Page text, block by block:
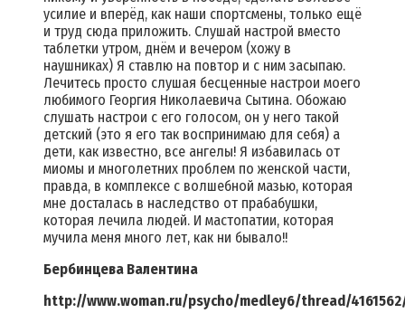
усилие и вперёд, как наши спортсмены, только ещё
и труд сюда приложить. Слушай настрой вместо
таблетки утром, днём и вечером (хожу в
наушниках) Я ставлю на повтор и с ним засыпаю.
Лечитесь просто слушая бесценные настрои моего
любимого Георгия Николаевича Сытина. Обожаю
слушать настрои с его голосом, он у него такой
детский (это я его так воспринимаю для себя) а
дети, как известно, все ангелы! Я избавилась от
миомы и многолетних проблем по женской части,
правда, в комплексе с волшебной мазью, которая
мне досталась в наследство от прабабушки,
которая лечила людей. И мастопатии, которая
мучила меня много лет, как ни бывало!!
Бербинцева Валентина
http://www.woman.ru/psycho/medley6/thread/